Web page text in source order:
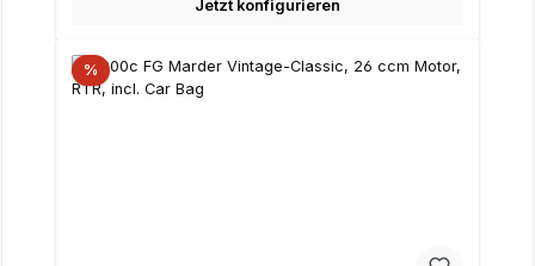
Jetzt konfigurieren
%